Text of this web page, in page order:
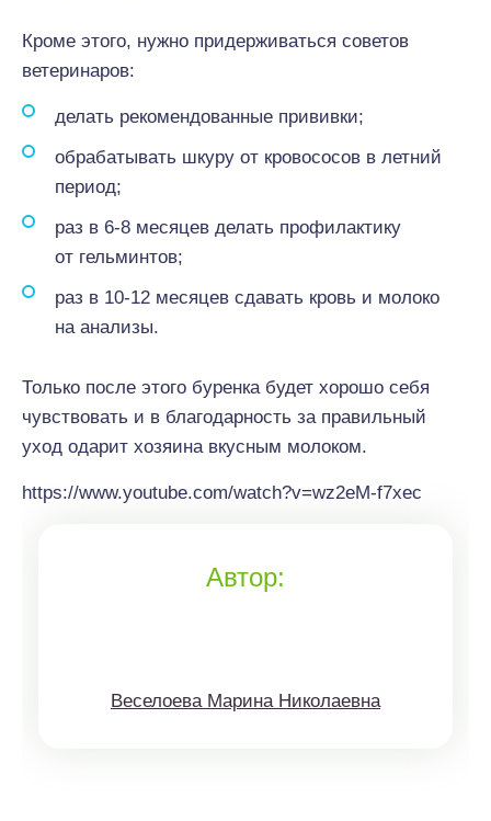
Кроме этого, нужно придерживаться советов
ветеринаров:
делать рекомендованные прививки;
обрабатывать шкуру от кровососов в летний
период;
раз в 6-8 месяцев делать профилактику
от гельминтов;
раз в 10-12 месяцев сдавать кровь и молоко
на анализы.
Только после этого буренка будет хорошо себя
чувствовать и в благодарность за правильный
уход одарит хозяина вкусным молоком.
https://www.youtube.com/watch?v=wz2eM-f7xec
Автор:
Веселоева Марина Николаевна